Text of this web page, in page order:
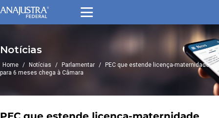
Notícias
Home / Notícias / Parlamentar /
PEC que estende licença-maternidade
para 6 meses chega à Câmara